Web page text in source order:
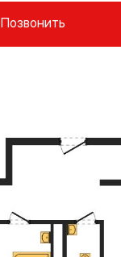
Позвонить